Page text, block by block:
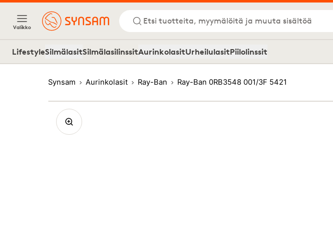
Valikko
Etsi tuotteita, myymälöitä ja muuta sisältöä
LifestyleSilmälasitSilmälasilinssitAurinkolasitUrheilulasitPiilolinssit
Synsam Aurinkolasit Ray-Ban Ray-Ban 0RB3548 001/3F 5421